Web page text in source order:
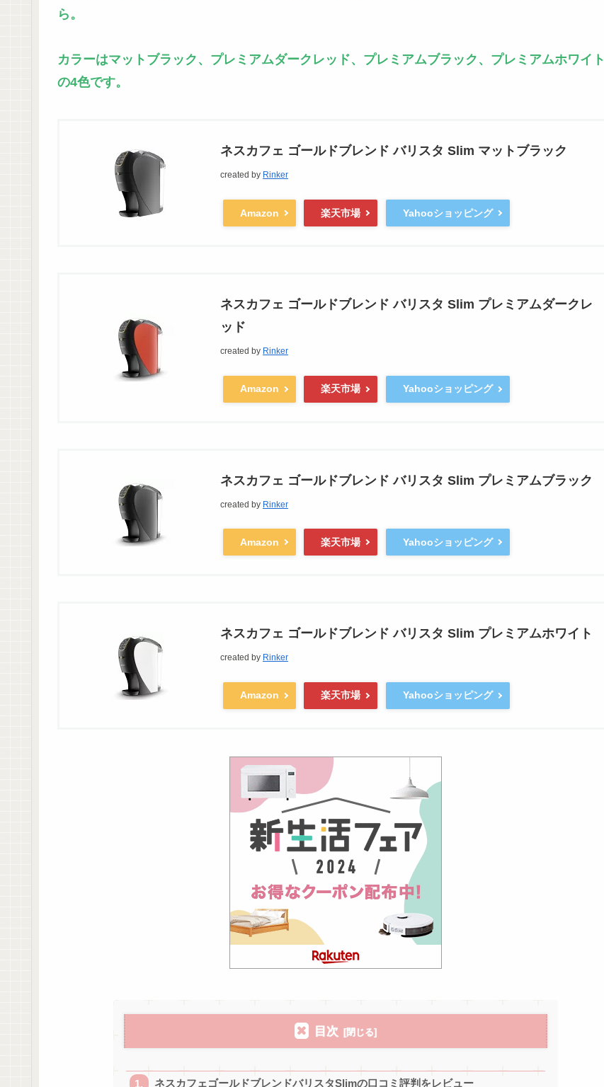
ら。
カラーはマットブラック、プレミアムダークレッド、プレミアムブラック、プレミアムホワイト
の4色です。
ネスカフェ ゴールドブレンド バリスタ Slim マットブラック
created by Rinker
Amazon 楽天市場 Yahooショッピング
ネスカフェ ゴールドブレンド バリスタ Slim プレミアムダークレ
ッド
created by Rinker
Amazon 楽天市場 Yahooショッピング
ネスカフェ ゴールドブレンド バリスタ Slim プレミアムブラック
created by Rinker
Amazon 楽天市場 Yahooショッピング
ネスカフェ ゴールドブレンド バリスタ Slim プレミアムホワイト
created by Rinker
Amazon 楽天市場 Yahooショッピング
目次
ネスカフェゴールドブレンドバリスタSlimの口コミ評判をレビュー